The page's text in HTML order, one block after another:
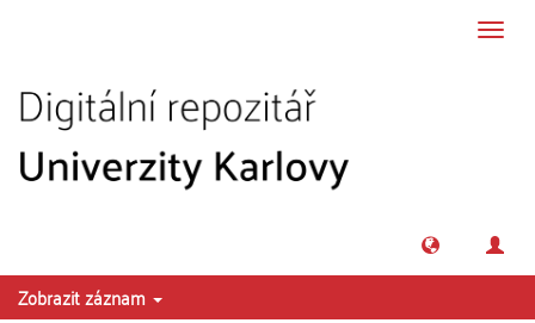
Zobrazit záznam